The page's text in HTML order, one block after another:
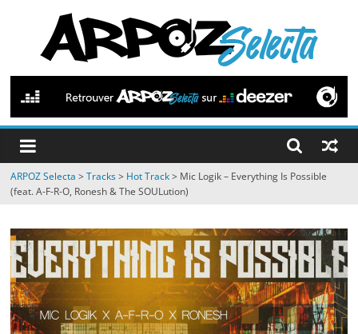
contenu
ARPOZ
Selecta
by
ARPOZ
ARPOZ Selecta >Tracks> Hot Track> Mic Logik – Everything Is Possible
(feat. A-F-R-O, Ronesh & The SOULution)